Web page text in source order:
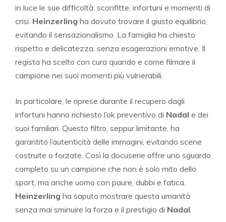
in luce le sue difficoltà: sconfitte, infortuni e momenti di
crisi. Heinzerling ha dovuto trovare il giusto equilibrio,
evitando il sensazionalismo. La famiglia ha chiesto
rispetto e delicatezza, senza esagerazioni emotive. Il
regista ha scelto con cura quando e come filmare il
campione nei suoi momenti più vulnerabili.
In particolare, le riprese durante il recupero dagli
infortuni hanno richiesto l’ok preventivo di Nadal e dei
suoi familiari. Questo filtro, seppur limitante, ha
garantito l’autenticità delle immagini, evitando scene
costruite o forzate. Così la docuserie offre uno sguardo
completo su un campione che non è solo mito dello
sport, ma anche uomo con paure, dubbi e fatica.
Heinzerling ha saputo mostrare questa umanità
senza mai sminuire la forza e il prestigio di Nadal